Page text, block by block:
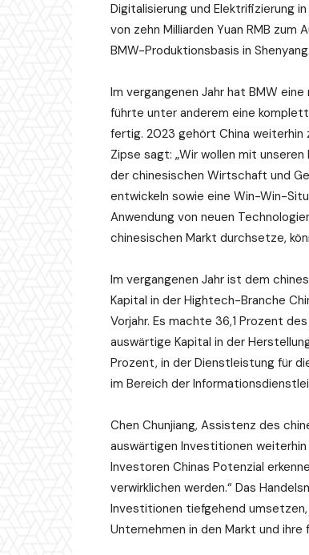
Digitalisierung und Elektrifizierung
von zehn Milliarden Yuan RMB
BMW-Produktionsbasis in Shenyang.
Im vergangenen Jahr hat BMW
führte unter anderem eine
fertig. 2023 gehört China
Zipse sagt: „Wir wollen mit
der chinesischen Wirtschaft und
entwickeln sowie eine Win-Win-
Anwendung von neuen
chinesischen Markt durchsetze,
Im vergangenen Jahr ist dem
Kapital in der Hightech-Branche
Vorjahr. Es machte 36,1 Prozent
auswärtige Kapital in der
Prozent, in der Dienstleistung für
im Bereich der
Chen Chunjiang, Assistenz des
auswärtigen Investitionen
Investoren Chinas Potenzial
verwirklichen werden.“ Das
Investitionen tiefgehend
Unternehmen in den Markt und ihre